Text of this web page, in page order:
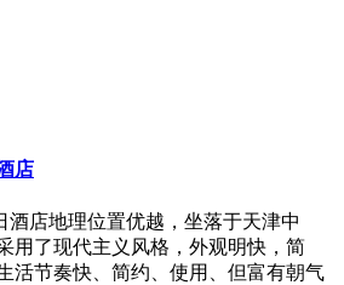
店
店地理位置优越，坐落于天津中
用了现代主义风格，外观明快，简
活节奏快、简约、使用、但富有朝气